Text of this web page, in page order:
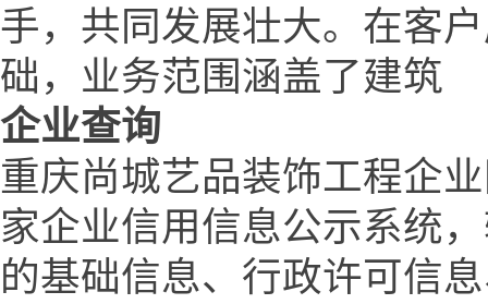
手，共同发展壮大。在客
础，业务范围涵盖了建筑
企业查询
重庆尚城艺品装饰工程企
家企业信用信息公示系统
的基础信息、行政许可信